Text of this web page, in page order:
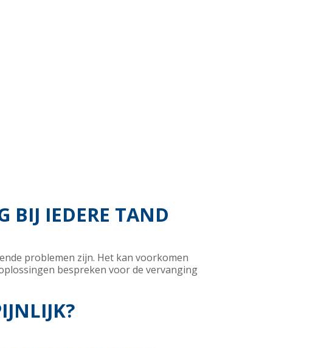
BIJ IEDERE TAND
problemen zijn. Het kan voorkomen
bespreken voor de vervanging